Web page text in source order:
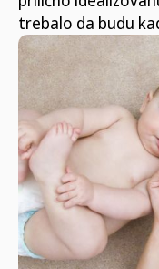
trebalo da budu